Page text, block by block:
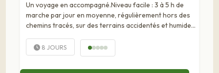
Un voyage en accompagné.Niveau facile : 3 à 5 h de
marche par jour en moyenne, régulièrement hors des
chemins tracés, sur des terrains accidentés et humides
préférable d'être...
8 JOURS